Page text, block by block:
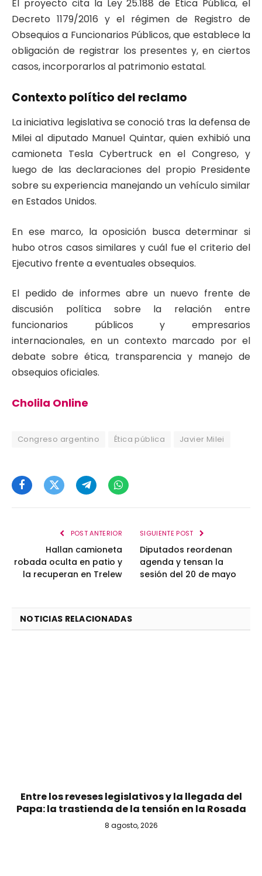
El proyecto cita la Ley 25.188 de Ética Pública, el
Decreto 1179/2016 y el régimen de Registro de
Obsequios a Funcionarios Públicos, que establece la
obligación de registrar los presentes y, en ciertos
casos, incorporarlos al patrimonio estatal.
Contexto político del reclamo
La iniciativa legislativa se conoció tras la defensa de
Milei al diputado Manuel Quintar, quien exhibió una
camioneta Tesla Cybertruck en el Congreso, y
luego de las declaraciones del propio Presidente
sobre su experiencia manejando un vehículo similar
en Estados Unidos.
En ese marco, la oposición busca determinar si
hubo otros casos similares y cuál fue el criterio del
Ejecutivo frente a eventuales obsequios.
El pedido de informes abre un nuevo frente de
discusión política sobre la relación entre
funcionarios públicos y empresarios
internacionales, en un contexto marcado por el
debate sobre ética, transparencia y manejo de
obsequios oficiales.
Cholila Online
Congreso argentino Ética pública Javier Milei
FacebookTwitterTelegramWhatsApp
POST ANTERIOR
Hallan camioneta
robada oculta en patio y
la recuperan en Trelew
SIGUIENTE POST
Diputados reordenan
agenda y tensan la
sesión del 20 de mayo
NOTICIAS RELACIONADAS
Entre los reveses legislativos y la llegada del
Papa: la trastienda de la tensión en la Rosada
8 agosto, 2026